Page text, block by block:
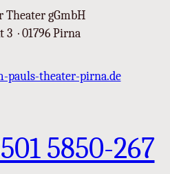
Theater gGmbH
· 01796 Pirna
pauls-theater-pirna.de
5850-267